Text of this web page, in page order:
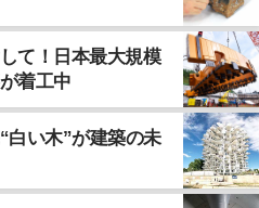
て！日本最大規模
着工中
白い木”が建築の未